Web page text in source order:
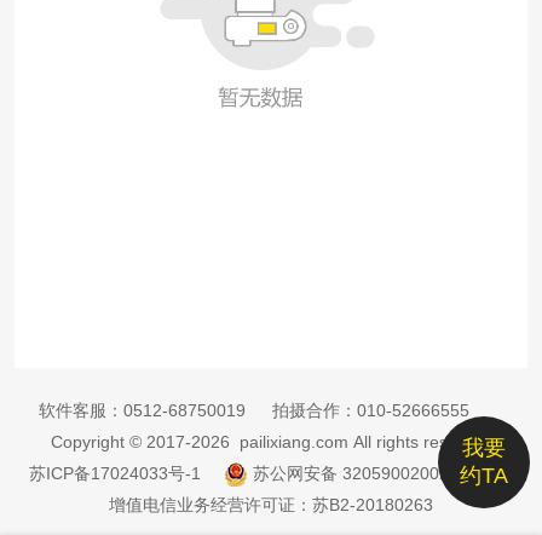
我要
约TA
软件客服： 0512-68750019 拍摄合作： 010-52666555
Copyright © 2017-2026 pailixiang.com All rights reserved
苏ICP备17024033号-1
苏公网安备 32059002002885号
增值电信业务经营许可证：苏B2-20180263